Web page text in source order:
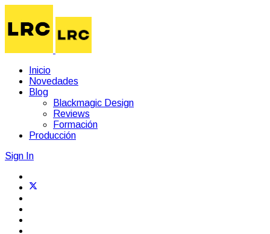
Inicio
Novedades
Blog
Blackmagic Design
Reviews
Formación
Producción
Sign In